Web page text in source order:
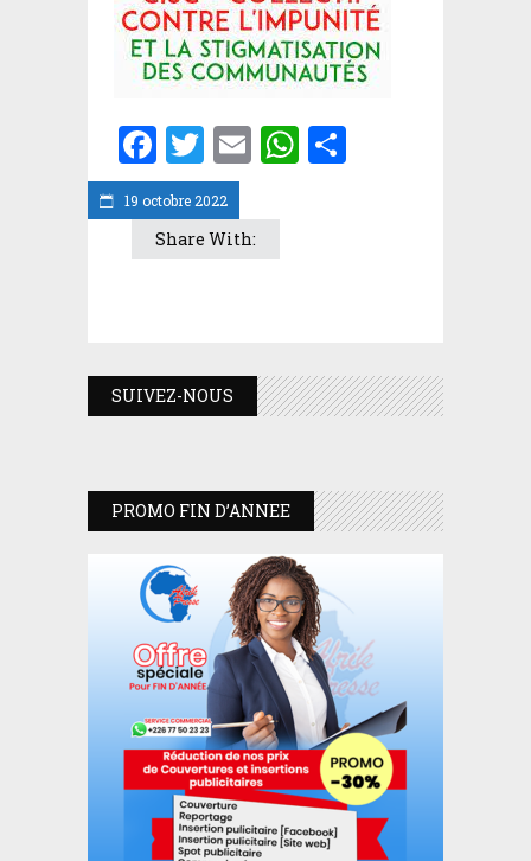
19 octobre 2022
Facebook
Twitter
EmailWhatsApp
Share With:
SUIVEZ-NOUS
PROMO FIN D’ANNEE